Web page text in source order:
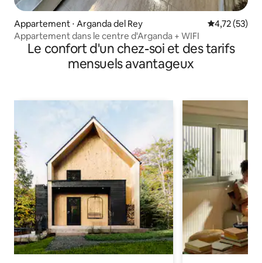
Appartement ⋅ Arganda del Rey Évaluation
4,72 (53)
Appartement dans le centre d'Arganda + WIFI
Le confort d'un chez-soi et des tarifs
mensuels avantageux